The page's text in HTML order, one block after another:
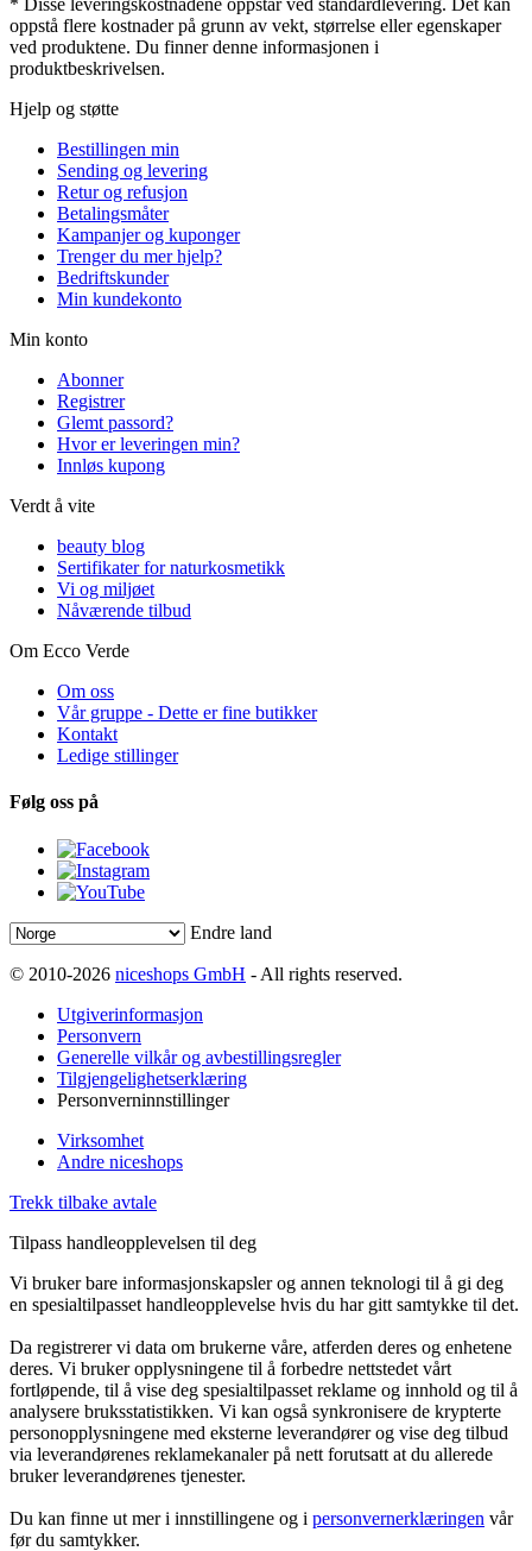
* Disse leveringskostnadene oppstår ved standardlevering. Det kan
oppstå flere kostnader på grunn av vekt, størrelse eller egenskaper
ved produktene. Du finner denne informasjonen i
produktbeskrivelsen.
Hjelp og støtte
Bestillingen min
Sending og levering
Retur og refusjon
Betalingsmåter
Kampanjer og kuponger
Trenger du mer hjelp?
Bedriftskunder
Min kundekonto
Min konto
Abonner
Registrer
Glemt passord?
Hvor er leveringen min?
Innløs kupong
Verdt å vite
beauty blog
Sertifikater for naturkosmetikk
Vi og miljøet
Nåværende tilbud
Om Ecco Verde
Om oss
Vår gruppe - Dette er fine butikker
Kontakt
Ledige stillinger
Følg oss på
Endre land
© 2010-2026 niceshops GmbH - All rights reserved.
Utgiverinformasjon
Personvern
Generelle vilkår og avbestillingsregler
Tilgjengelighetserklæring
Personverninnstillinger
Virksomhet
Andre niceshops
Trekk tilbake avtale
Tilpass handleopplevelsen til deg
Vi bruker bare informasjonskapsler og annen teknologi til å gi deg
en spesialtilpasset handleopplevelse hvis du har gitt samtykke til det.
Da registrerer vi data om brukerne våre, atferden deres og enhetene
deres. Vi bruker opplysningene til å forbedre nettstedet vårt
fortløpende, til å vise deg spesialtilpasset reklame og innhold og til å
analysere bruksstatistikken. Vi kan også synkronisere de krypterte
personopplysningene med eksterne leverandører og vise deg tilbud
via leverandørenes reklamekanaler på nett forutsatt at du allerede
bruker leverandørenes tjenester.
Du kan finne ut mer i innstillingene og i personvernerklæringen vår
før du samtykker.